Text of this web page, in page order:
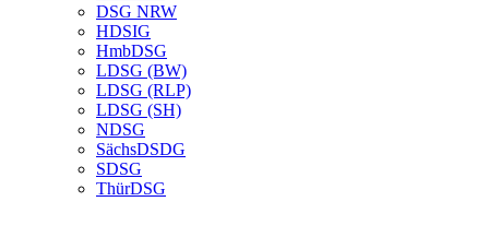
DSG NRW
HDSIG
HmbDSG
LDSG (BW)
LDSG (RLP)
LDSG (SH)
NDSG
SächsDSDG
SDSG
ThürDSG